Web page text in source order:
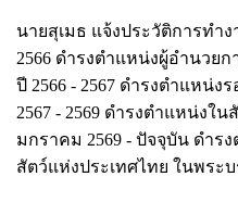
นายสุเมธ แจ้งประวัติการทำ
2566 ดำรงตำแหน่งผู้อำนวย
ปี 2566 - 2567 ดำรงตำแหน่
2567 - 2569 ดำรงตำแหน่งใ
มกราคม 2569 - ปัจจุบัน ดำร
สัตว์แห่งประเทศไทย ในพระ